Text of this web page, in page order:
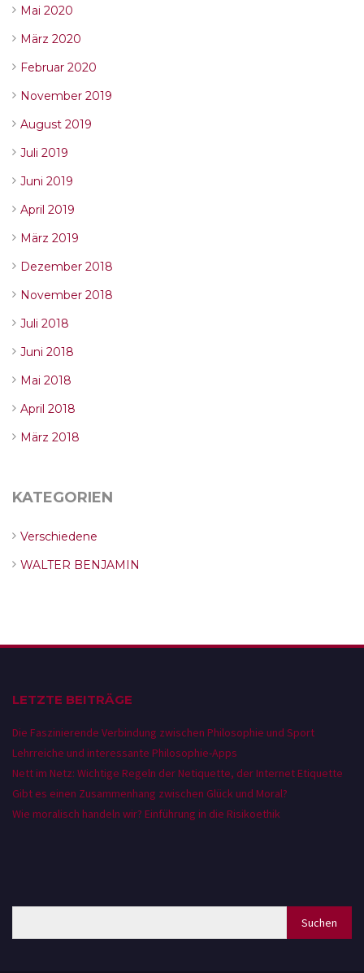
Mai 2020
März 2020
Februar 2020
November 2019
August 2019
Juli 2019
Juni 2019
April 2019
März 2019
Dezember 2018
November 2018
Juli 2018
Juni 2018
Mai 2018
April 2018
März 2018
KATEGORIEN
Verschiedene
WALTER BENJAMIN
LETZTE BEITRÄGE
Die Faszinierende Verbindung zwischen Philosophie und Sport
Lehrreiche und interessante Philosophie-Apps
Nett im Netz: Wichtige Regeln der Netiquette, der Internet Etiquette
Gibt es einen Zusammenhang zwischen Glück und Moral?
Wie moralisch handeln wir? Einführung in die Risikoethik